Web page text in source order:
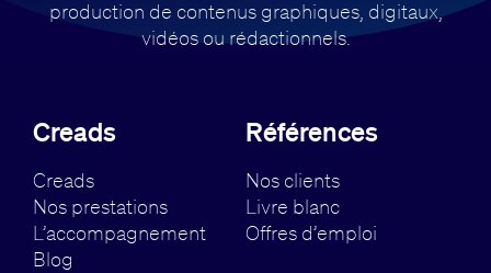
production de contenus graphiques, digitaux,
vidéos ou rédactionnels.
Creads
Creads
Nos prestations
L’accompagnement
Blog
Références
Nos clients
Livre blanc
Offres d’emploi